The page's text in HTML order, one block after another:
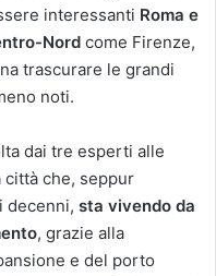
interessanti Roma e
Nord come Firenze,
trascurare le grandi
noti.
dai tre esperti alle
città che, seppur
decenni, sta vivendo da
, grazie alla
e del porto